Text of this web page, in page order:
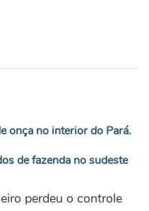
onça no interior do Pará.
de fazenda no sudeste
perdeu o controle